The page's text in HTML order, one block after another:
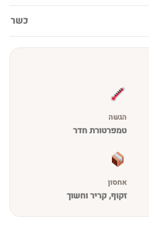
כשר
הגשה
טמפרטורת חדר
אחסון
זקוף, קריר וחשוך